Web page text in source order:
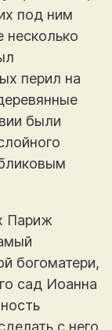
под ним
несколько
перил на
были
Париж
богоматери,
сад Иоанна
с него